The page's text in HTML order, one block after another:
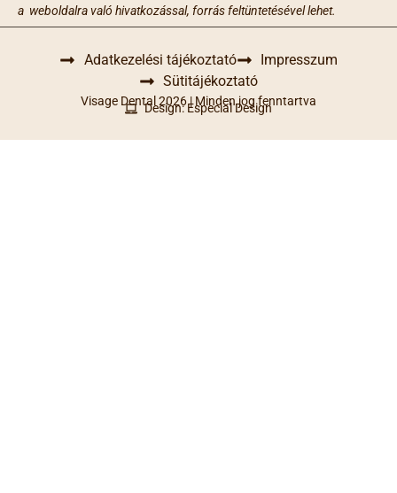
a weboldalra való hivatkozással, forrás feltüntetésével lehet.
Adatkezelési tájékoztató
Impresszum
Sütitájékoztató
Visage Dental 2026 | Minden jog fenntartva
Design: Especial Design